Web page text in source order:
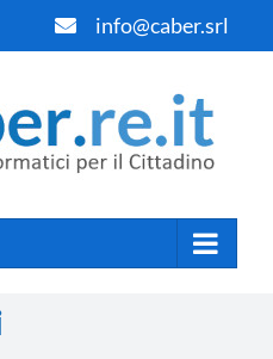
info@caber.srl